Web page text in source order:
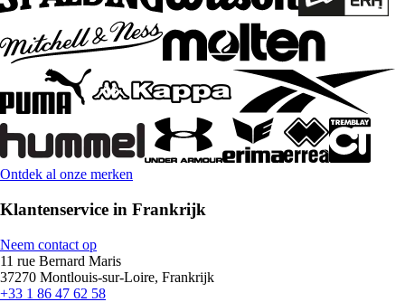
Ontdek al onze merken
Klantenservice in Frankrijk
Neem contact op
11 rue Bernard Maris
37270 Montlouis-sur-Loire, Frankrijk
+33 1 86 47 62 58